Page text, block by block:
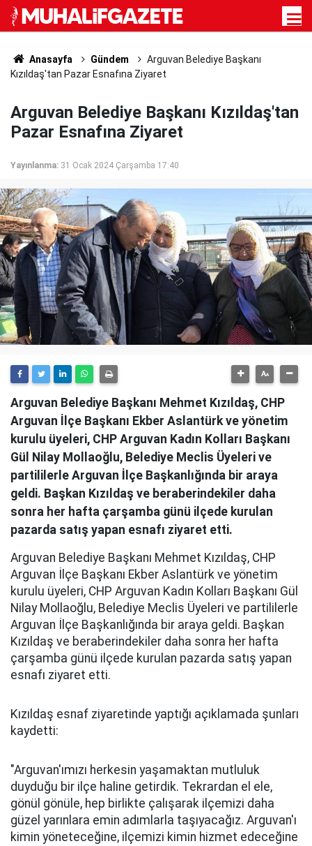
Anasayfa Gündem
Arguvan Belediye Başkanı
Kızıldaş'tan Pazar Esnafına Ziyaret
Arguvan Belediye Başkanı Kızıldaş'tan
Pazar Esnafına Ziyaret
Yayınlanma: 31 Ocak 2024 Çarşamba 17:40
Arguvan Belediye Başkanı Mehmet Kızıldaş, CHP
Arguvan İlçe Başkanı Ekber Aslantürk ve yönetim
kurulu üyeleri, CHP Arguvan Kadın Kolları Başkanı
Gül Nilay Mollaoğlu, Belediye Meclis Üyeleri ve
partililerle Arguvan İlçe Başkanlığında bir araya
geldi. Başkan Kızıldaş ve beraberindekiler daha
sonra her hafta çarşamba günü ilçede kurulan
pazarda satış yapan esnafı ziyaret etti.
Arguvan Belediye Başkanı Mehmet Kızıldaş, CHP
Arguvan İlçe Başkanı Ekber Aslantürk ve yönetim
kurulu üyeleri, CHP Arguvan Kadın Kolları Başkanı Gül
Nilay Mollaoğlu, Belediye Meclis Üyeleri ve partililerle
Arguvan İlçe Başkanlığında bir araya geldi. Başkan
Kızıldaş ve beraberindekiler daha sonra her hafta
çarşamba günü ilçede kurulan pazarda satış yapan
esnafı ziyaret etti.
Kızıldaş esnaf ziyaretinde yaptığı açıklamada şunları
kaydetti:
"Arguvan'ımızı herkesin yaşamaktan mutluluk
duyduğu bir ilçe haline getirdik. Tekrardan el ele,
gönül gönüle, hep birlikte çalışarak ilçemizi daha
güzel yarınlara emin adımlarla taşıyacağız. Arguvan'ı
kimin yöneteceğine, ilçemizi kimin hizmet edeceğine